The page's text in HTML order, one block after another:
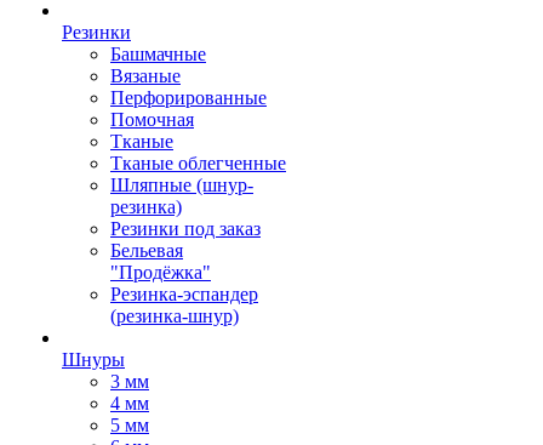
Резинки
Башмачные
Вязаные
Перфорированные
Помочная
Тканые
Тканые облегченные
Шляпные (шнур-
резинка)
Резинки под заказ
Бельевая
"Продёжка"
Резинка-эспандер
(резинка-шнур)
Шнуры
3 мм
4 мм
5 мм